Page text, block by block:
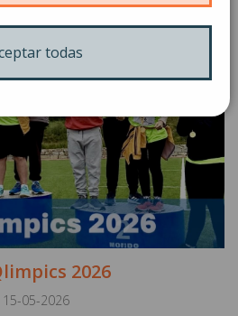
2026
15-05-2026
todas